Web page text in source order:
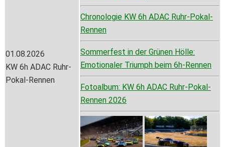
01.08.2026
KW 6h ADAC Ruhr-
Pokal-Rennen
Chronologie KW 6h ADAC Ruhr-Pokal-
Rennen
Sommerfest in der Grünen Hölle:
Emotionaler Triumph beim 6h-Rennen
Fotoalbum: KW 6h ADAC Ruhr-Pokal-
Rennen 2026